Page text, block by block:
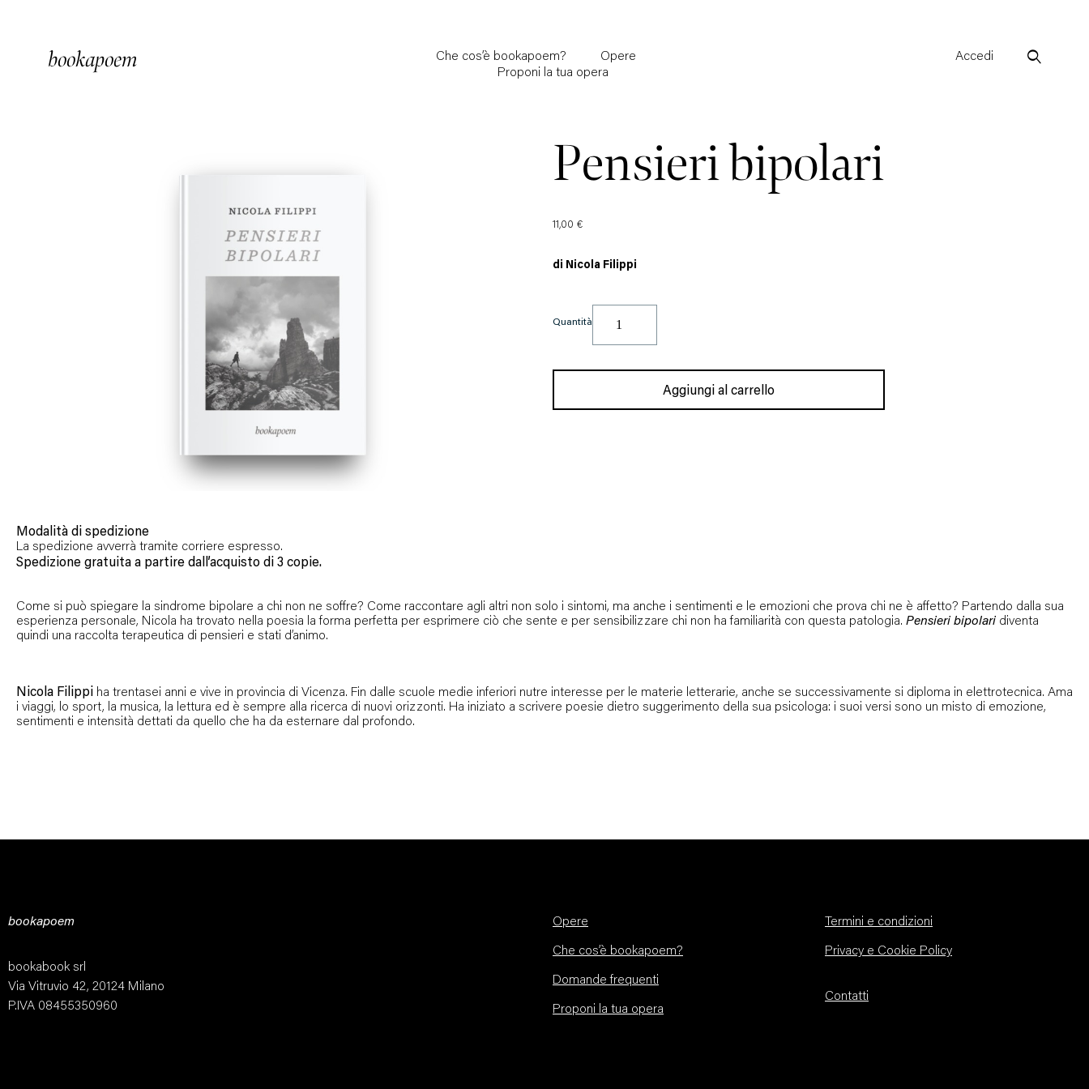
bookapoem Che cos’è bookapoem?
Opere
Proponi la tua opera
Accedi
Pensieri bipolari
11,00 €
di Nicola Filippi
Quantità
Aggiungi al carrello
Modalità di spedizione
La spedizione avverrà tramite corriere espresso.
Spedizione gratuita a partire dall’acquisto di 3 copie.
Come si può spiegare la sindrome bipolare a chi non ne soffre? Come raccontare agli altri non solo i sintomi, ma anche i sentimenti e le emozioni che prova chi ne è affetto? Partendo dalla sua
esperienza personale, Nicola ha trovato nella poesia la forma perfetta per esprimere ciò che sente e per sensibilizzare chi non ha familiarità con questa patologia. Pensieri bipolari diventa
quindi una raccolta terapeutica di pensieri e stati d’animo.
Nicola Filippi ha trentasei anni e vive in provincia di Vicenza. Fin dalle scuole medie inferiori nutre interesse per le materie letterarie, anche se successivamente si diploma in elettrotecnica. Ama
i viaggi, lo sport, la musica, la lettura ed è sempre alla ricerca di nuovi orizzonti. Ha iniziato a scrivere poesie dietro suggerimento della sua psicologa: i suoi versi sono un misto di emozione,
sentimenti e intensità dettati da quello che ha da esternare dal profondo.
bookapoem
bookabook srl
Via Vitruvio 42, 20124 Milano
P.IVA 08455350960
Opere
Che cos’è bookapoem?
Domande frequenti
Proponi la tua opera
Termini e condizioni
Privacy e Cookie Policy
Contatti